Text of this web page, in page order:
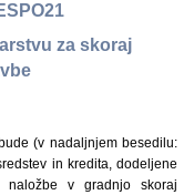
za skoraj
(v nadaljnjem besedilu:
in kredita, dodeljene
v gradnjo skoraj